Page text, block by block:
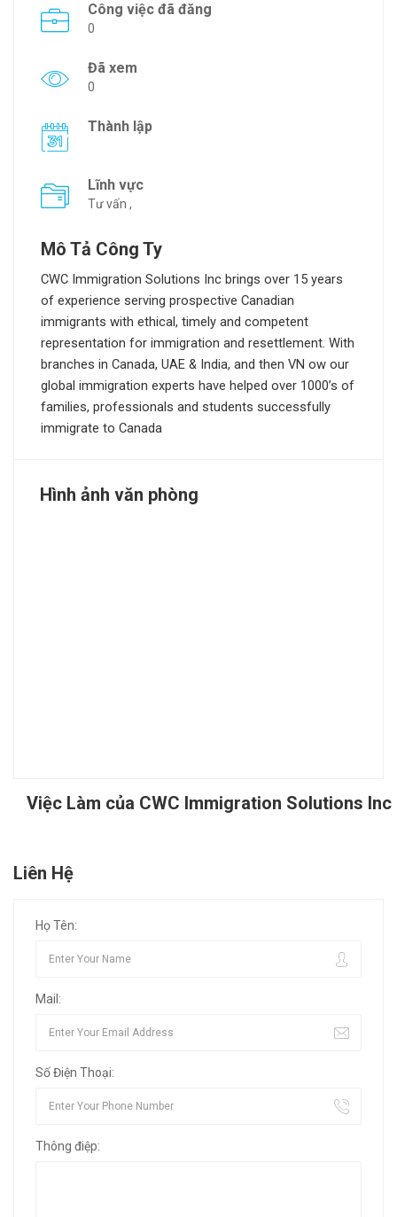
Công việc đã đăng
0
Đã xem
0
Thành lập
Lĩnh vực
Tư vấn ,
Mô Tả Công Ty
CWC Immigration Solutions Inc brings over 15 years
of experience serving prospective Canadian
immigrants with ethical, timely and competent
representation for immigration and resettlement. With
branches in Canada, UAE & India, and then VN ow our
global immigration experts have helped over 1000’s of
families, professionals and students successfully
immigrate to Canada
Hình ảnh văn phòng
Việc Làm của CWC Immigration Solutions Inc
Liên Hệ
Họ Tên:
Mail:
Số Điện Thoại:
Thông điệp: